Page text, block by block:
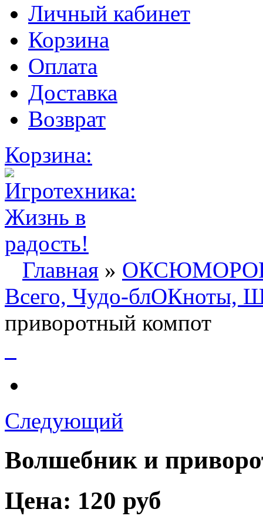
Личный кабинет
Корзина
Оплата
Доставка
Возврат
Корзина:
Главная »
Всего, Чудо-блОКноты,
приворотный компот
Следующий
Волшебник и
Цена: 120 руб